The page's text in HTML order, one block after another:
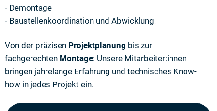
- Demontage
- Baustellenkoordination und Abwicklung.
Von der präzisen Projektplanung bis zur
fachgerechten Montage: Unsere Mitarbeiter:innen
bringen jahrelange Erfahrung und technisches Know-
how in jedes Projekt ein.